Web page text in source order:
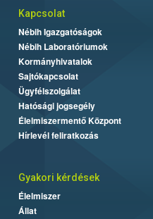
Kapcsolat
Nébih Igazgatóságok
Nébih Laboratóriumok
Kormányhivatalok
Sajtókapcsolat
Ügyfélszolgálat
Hatósági jogsegély
Élelmiszermentő Központ
Hírlevél feliratkozás
Gyakori kérdések
Élelmiszer
Állat